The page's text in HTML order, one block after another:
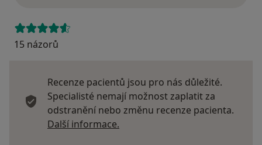
15 názorů
Recenze pacientů jsou pro nás důležité.
Specialisté nemají možnost zaplatit za
odstranění nebo změnu recenze pacienta.
Další informace.